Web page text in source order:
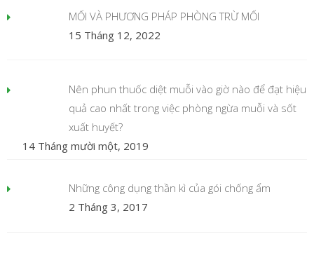
MỐI VÀ PHƯƠNG PHÁP PHÒNG TRỪ MỐI
15 Tháng 12, 2022
Nên phun thuốc diệt muỗi vào giờ nào để đạt hiệu
quả cao nhất trong việc phòng ngừa muỗi và sốt
xuất huyết?
14 Tháng mười một, 2019
Những công dụng thần kì của gói chống ẩm
2 Tháng 3, 2017